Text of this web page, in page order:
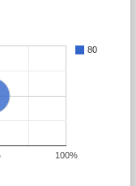
80
100%